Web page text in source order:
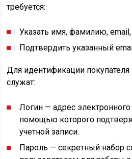
требуется:
Указать имя, фамилию, email,
Подтвердить указанный
Для идентификации покупателя
служат:
Логин — адрес
помощью которого
учетной записи.
Пароль — секретный набор